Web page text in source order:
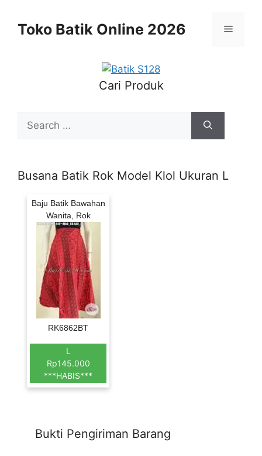
contentToko Batik Online 2026 Menu
Cari Produk
for:
Busana Batik Rok Model Klol Ukuran L
Baju Batik Bawahan
Wanita, Rok
RK6862BT
L
Rp145.000
***HABIS***
Bukti Pengiriman Barang